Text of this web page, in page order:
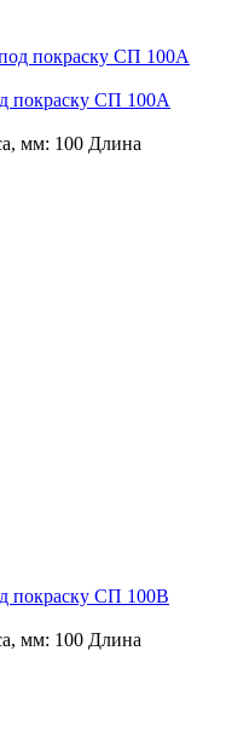
покраску СП 100А
мм: 100 Длина
покраску СП 100В
мм: 100 Длина